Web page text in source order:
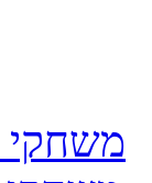
משחקי